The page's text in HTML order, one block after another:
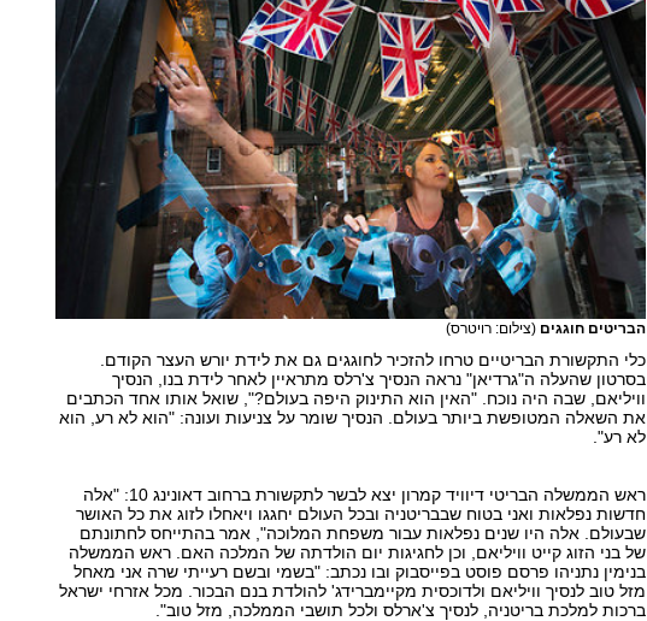
הבריטים חוגגים (צילום: רויטרס)
כלי התקשורת הבריטיים טרחו להזכיר לחוגגים גם את לידת יורש העצר הקודם.
בסרטון שהעלה ה"גרדיאן" נראה הנסיך צ'רלס מתראיין לאחר לידת בנו, הנסיך
וויליאם, שבה היה נוכח. "האין הוא התינוק היפה בעולם?", שואל אותו אחד הכתבים
את השאלה המטופשת ביותר בעולם. הנסיך שומר על צניעות ועונה: "הוא לא רע, הוא
לא רע".
ראש הממשלה הבריטי דיוויד קמרון יצא לבשר לתקשורת ברחוב דאונינג 10: "אלה
חדשות נפלאות ואני בטוח שבבריטניה ובכל העולם יחגגו ויאחלו לזוג את כל האושר
שבעולם. אלה היו שנים נפלאות עבור משפחת המלוכה", אמר בהתייחס לחתונתם
של בני הזוג קייט וויליאם, וכן לחגיגות יום הולדתה של המלכה האם. ראש הממשלה
בנימין נתניהו פרסם פוסט בפייסבוק ובו נכתב: "בשמי ובשם רעייתי שרה אני מאחל
מזל טוב לנסיך וויליאם ולדוכסית מקיימברידג' להולדת בנם הבכור. מכל אזרחי ישראל
ברכות למלכת בריטניה, לנסיך צ'ארלס ולכל תושבי הממלכה, מזל טוב".